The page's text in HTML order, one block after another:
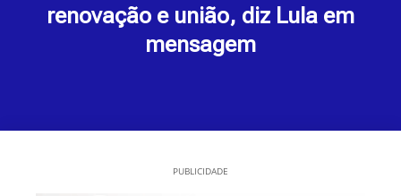
renovação e união, diz Lula em
mensagem
PUBLICIDADE